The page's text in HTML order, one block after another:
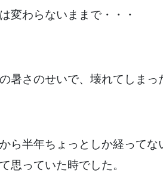
変わらないままで・・・
暑さのせいで、壊れてしまっ
ら半年ちょっとしか経ってな
思っていた時でした。